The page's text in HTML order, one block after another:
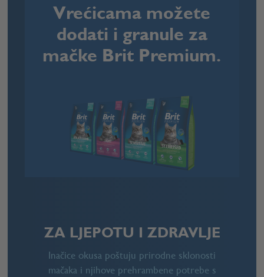
Vrećicama možete
dodati i granule za
mačke Brit Premium.
ZA LJEPOTU I ZDRAVLJE
Inačice okusa poštuju prirodne sklonosti
mačaka i njihove prehrambene potrebe s